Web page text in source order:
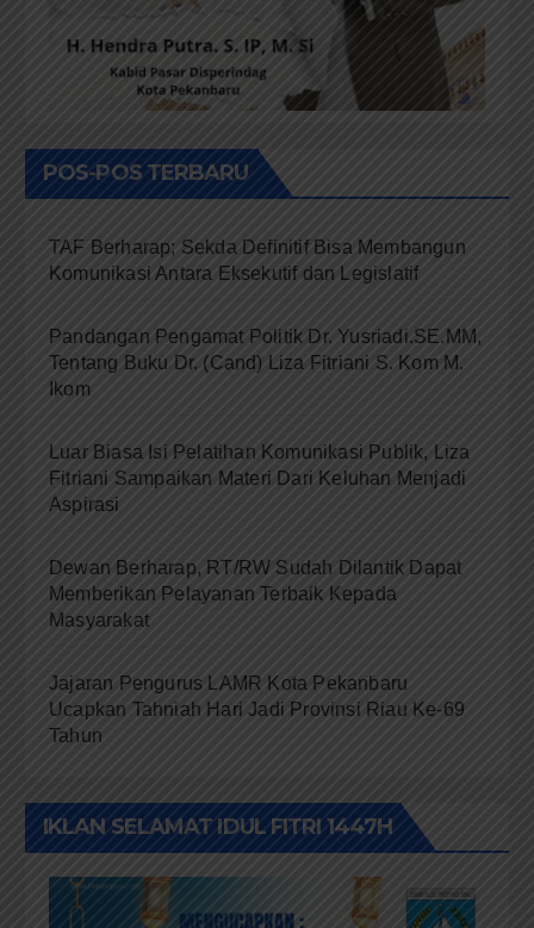
POS-POS TERBARU
TAF Berharap; Sekda Definitif Bisa Membangun
Komunikasi Antara Eksekutif dan Legislatif
Pandangan Pengamat Politik Dr. Yusriadi.SE.MM,
Tentang Buku Dr. (Cand) Liza Fitriani S. Kom M.
Ikom
Luar Biasa Isi Pelatihan Komunikasi Publik, Liza
Fitriani Sampaikan Materi Dari Keluhan Menjadi
Aspirasi
Dewan Berharap, RT/RW Sudah Dilantik Dapat
Memberikan Pelayanan Terbaik Kepada
Masyarakat
Jajaran Pengurus LAMR Kota Pekanbaru
Ucapkan Tahniah Hari Jadi Provinsi Riau Ke-69
Tahun
IKLAN SELAMAT IDUL FITRI 1447H